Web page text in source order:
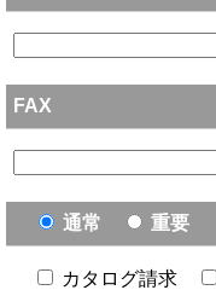
FAX
通常 重要
カタログ請求